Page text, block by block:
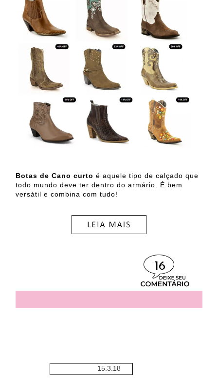
Botas de Cano curto é aquele tipo de calçado que
todo mundo deve ter dentro do armário. É bem
versátil e combina com tudo!
16
15.3.18